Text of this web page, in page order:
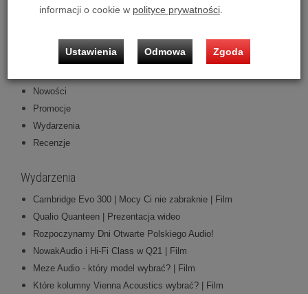
Dostawa 0zł!
Nowości
Promocje
Wydarzenia
Recenzje
Wydarzenia
Cambridge Evo 300 | Mocy Ci nie zabraknie | Film
Qualio Quanteen | Prezentacja wideo
Rozpoczynamy Dni Otwarte Polskiego Audio!
NowakAudio i Hi-Fi Class w Q21 | Film
Meze Audio - który model wybrać? | Film
Które kolumny Vienna Acoustics wybrać? | Film
informacji o cookie w polityce prywatności
Ustawienia Odmowa Zgoda